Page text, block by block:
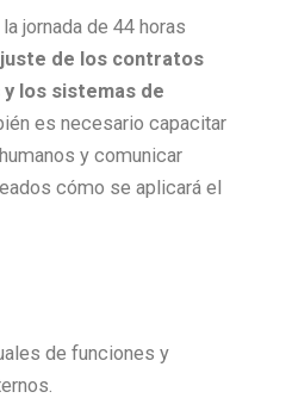
jornada de 44 horas
de los contratos
los sistemas de
es necesario capacitar
y comunicar
cómo se aplicará el
de funciones y